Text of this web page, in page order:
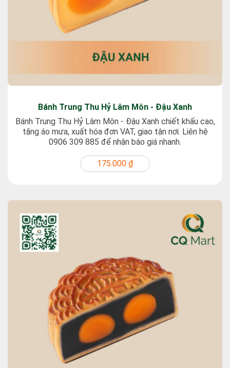
Bánh Trung Thu Hỷ Lâm Môn - Đậu Xanh
Bánh Trung Thu Hỷ Lâm Môn - Đậu Xanh chiết khấu cao,
tặng áo mưa, xuất hóa đơn VAT, giao tận nơi. Liên hệ
0906 309 885 để nhận báo giá nhanh.
175.000 ₫